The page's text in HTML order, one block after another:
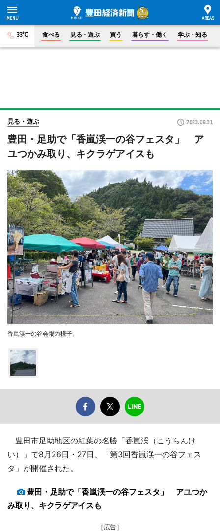
33°C 食べる 見る・遊ぶ 買う 暮らす・働く 学ぶ・知る
見る・遊ぶ 2023.08.31
豊田・足助で「香嵐渓一の谷フェスタ」 ア
ユつかみ取り、キクラゲアイスも
香嵐渓一の谷会場の様子。
豊田市足助地区の紅葉の名勝「香嵐渓（こうらんけ
い）」で8月26日・27日、「第3回香嵐渓一の谷フェス
タ」が開催された。
豊田・足助で「香嵐渓一の谷フェスタ」 アユつか
み取り、キクラゲアイスも
［広告］